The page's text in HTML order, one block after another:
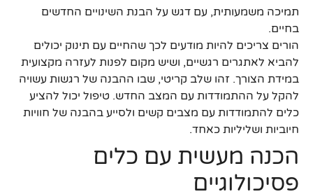
תמיכה משמעותית, עם דגש על הבנת השינויים החדשים
בחיים.
הורים צריכים להיות מודעים לכך שהחיים עם תינוק יכולים
להביא לאתגרים רגשיים, ושיש מקום לפנות לעזרה מקצועית
במידת הצורך. זהו שלב קריטי, שבו ההבנה של רגשות עשויה
להקל על ההתמודדות עם המצב החדש. טיפול יכול להציע
כלים להתמודדות עם מצבים קשים ולסייע בהבנה של חוויות
חיוביות ושליליות כאחד.
הכנה מעשית עם כלים
פסיכולוגיים